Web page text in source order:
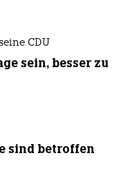
CDU
sein, besser zu
sind betroffen